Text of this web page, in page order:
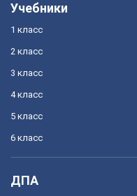
Учебники
1 класс
2 класс
3 класс
4 класс
5 класс
6 класс
ДПА